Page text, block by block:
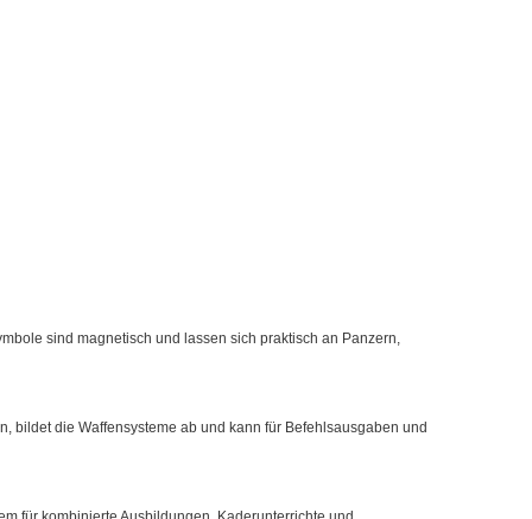
sind magnetisch und lassen sich praktisch an Panzern,
bildet die Waffensysteme ab und kann für Befehlsausgaben und